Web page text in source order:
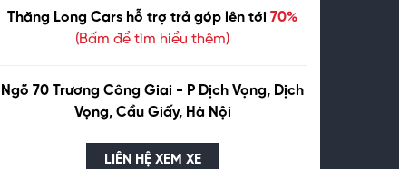
Thăng Long Cars hỗ trợ trả góp lên tới 70%
(Bấm để tìm hiểu thêm)
Ngõ 70 Trương Công Giai - P Dịch Vọng, Dịch
Vọng, Cầu Giấy, Hà Nội
LIÊN HỆ XEM XE